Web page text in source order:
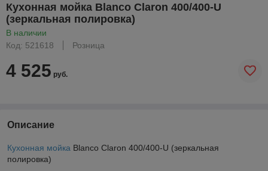
Кухонная мойка Blanco Claron 400/400-U
(зеркальная полировка)
В наличии
Код: 521618
Розница
4 525 руб.
Описание
Кухонная мойка Blanco Claron 400/400-U (зеркальная
полировка)